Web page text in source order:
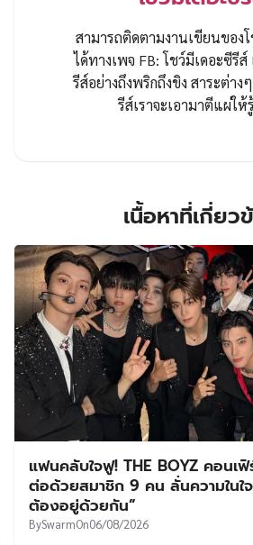
สามารถติดตามงานเขียนของ
ได้ทางเพจ FB: โชว์มีเดอะซีรี
รีส์อย่างถึงพริกถึงขิง สาระต่า
รีส์เราจะเอามาตีแผ่ให้
เนื้อหาที่เกี่ยว
แฟนคลับใจฟู! THE BOYZ คอนเ
ต่อด้วยสมาชิก 9 คน ลั่นความในใ
ต้องอยู่ด้วยกัน”
BySwarmOn06/08/2026